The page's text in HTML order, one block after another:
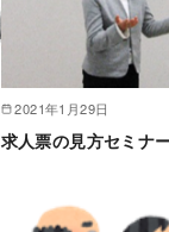
2021年1月29日
求人票の見方セミナ